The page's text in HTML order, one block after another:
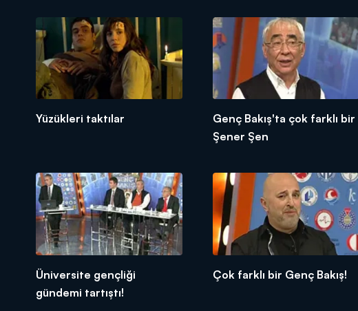
Yüzükleri taktılar
Genç Bakış'ta çok farklı bir
Şener Şen
Üniversite gençliği
gündemi tartıştı!
Çok farklı bir Genç Bakış!